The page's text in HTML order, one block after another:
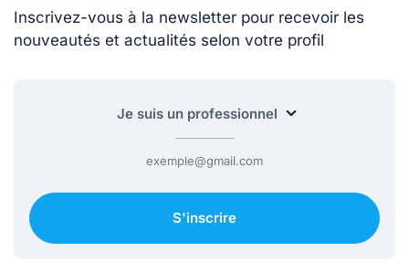
Inscrivez-vous à la newsletter pour recevoir les
nouveautés et actualités selon votre profil
S'inscrire